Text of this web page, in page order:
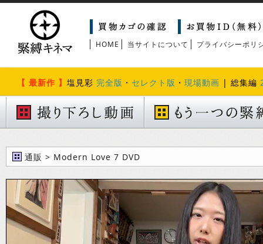
HOME 当サイトについて プライバシーポリ
【 最新作 】 塩見彩 完全版 ・ セレクト版 ・ 現場動画 | 総集編
通販 > Modern Love 7 DVD